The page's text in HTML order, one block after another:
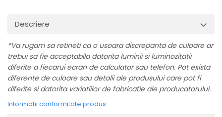
Descriere
*Va rugam sa retineti ca o usoara discrepanta de culoare ar
trebui sa fie acceptabila datorita luminii si luminozitatii
diferite a fiecarui ecran de calculator sau telefon. Pot exista
diferente de culoare sau detalii ale produsului care pot fi
diferite si datorita variatiilor de fabricatie ale producatorului.
Informatii conformitate produs